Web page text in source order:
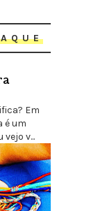
Em
é um
v...